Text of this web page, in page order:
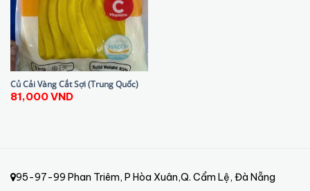
Củ Cải Vàng Cắt Sợi (Trung Quốc)
81,000VND
95-97-99 Phan Triêm, P Hòa Xuân,Q. Cẩm Lệ, Đà Nẵng